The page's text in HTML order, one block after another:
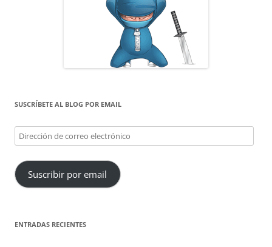
SUSCRÍBETE AL BLOG POR EMAIL
Dirección
de
correo
electrónico
Suscribir por email
ENTRADAS RECIENTES